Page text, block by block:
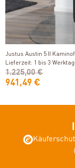
Justus Austin 5 II
Lieferzeit: 1 bis 3
941,49 €
1.225,00 €